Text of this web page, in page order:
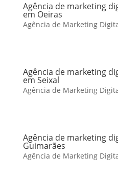
Agência de marketing
em Oeiras
Agência de Marketing
Agência de marketing
em Seixal
Agência de Marketing
Agência de marketing
Guimarães
Agência de Marketing